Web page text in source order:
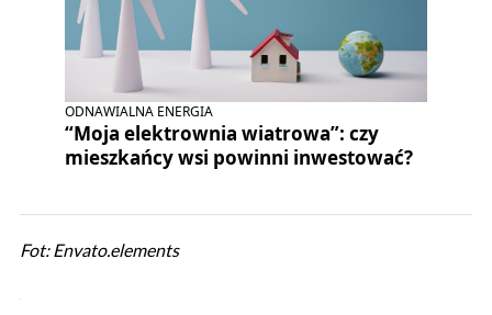
ODNAWIALNA ENERGIA
“Moja elektrownia wiatrowa”: czy
mieszkańcy wsi powinni inwestować?
Fot: Envato.elements